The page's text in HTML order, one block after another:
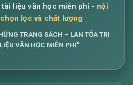
liệu văn học miễn phí - nội
lọc và chất lượng
TRANG SÁCH – LAN TỎA TRI
VĂN HỌC MIỄN PHÍ”